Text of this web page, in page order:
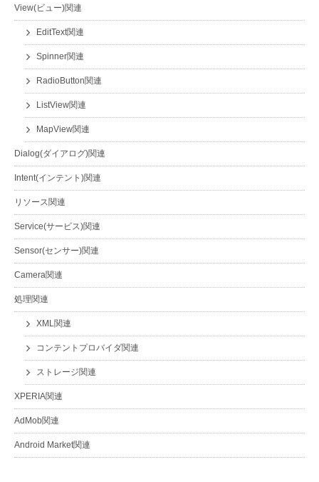
View(ビュー)関連
EditText関連
Spinner関連
RadioButton関連
ListView関連
MapView関連
Dialog(ダイアログ)関連
Intent(インテント)関連
リソース関連
Service(サービス)関連
Sensor(センサー)関連
Camera関連
処理関連
XML関連
コンテントプロバイダ関連
ストレージ関連
XPERIA関連
AdMob関連
Android Market関連